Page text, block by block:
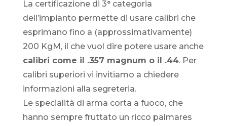
La certificazione di 3° categoria
dell’impianto permette di usare calibri che
esprimano fino a (approssimativamente)
200 KgM, il che vuol dire potere usare anche
calibri come il .357 magnum o il .44. Per
calibri superiori vi invitiamo a chiedere
informazioni alla segreteria.
Le specialità di arma corta a fuoco, che
hanno sempre fruttato un ricco palmares